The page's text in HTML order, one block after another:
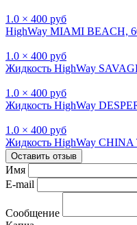
1.0 × 400 руб
HighWay MIAMI BEACH,
1.0 × 400 руб
Жидкость HighWay
1.0 × 400 руб
Жидкость HighWay
1.0 × 400 руб
Жидкость HighWay CHINA
Оставить отзыв
Имя
E-mail
Сообщение